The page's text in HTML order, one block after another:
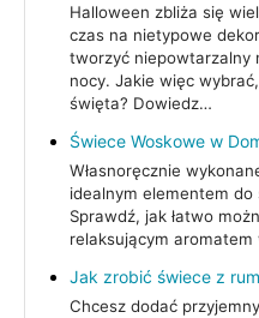
Halloween zbliża się
czas na nietypowe
tworzyć niepowtarzalny
nocy. Jakie więc
święta? Dowiedz…
Świece Woskowe w
Własnoręcznie
idealnym elementem
Sprawdź, jak łatwo
relaksującym
Jak zrobić świece z
Chcesz dodać